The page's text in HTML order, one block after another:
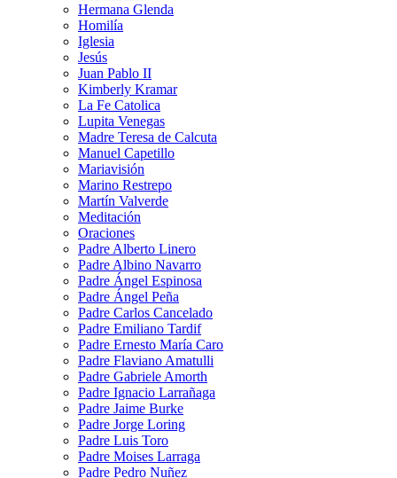
Hermana Glenda
Homilía
Iglesia
Jesús
Juan Pablo II
Kimberly Kramar
La Fe Catolica
Lupita Venegas
Madre Teresa de Calcuta
Manuel Capetillo
Mariavisión
Marino Restrepo
Martín Valverde
Meditación
Oraciones
Padre Alberto Linero
Padre Albino Navarro
Padre Ángel Espinosa
Padre Ángel Peña
Padre Carlos Cancelado
Padre Emiliano Tardif
Padre Ernesto María Caro
Padre Flaviano Amatulli
Padre Gabriele Amorth
Padre Ignacio Larrañaga
Padre Jaime Burke
Padre Jorge Loring
Padre Luis Toro
Padre Moises Larraga
Padre Pedro Nuñez